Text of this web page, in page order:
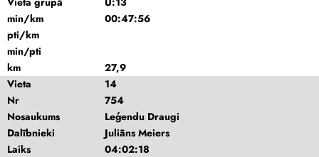
min/km
00:47:56
pti/km
min/pti
km
27,9
Vieta
14
Nr
754
Nosaukums
Leģendu Draugi
Dalībnieki
Juliāns Meiers
Laiks
04:02:18